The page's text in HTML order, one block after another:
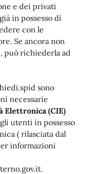
e dei privati
in possesso di
con le
Se ancora non
può richiederla ad
sono
necessarie
Elettronica (CIE)
utenti in possesso
( rilasciata dal
informazioni